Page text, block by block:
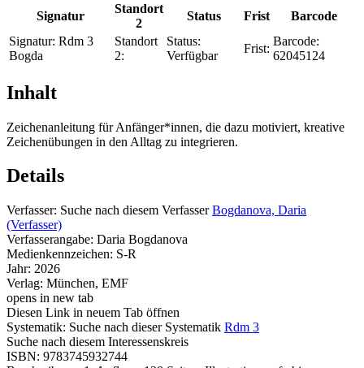
Signatur
Standort
2
Status Frist
Barcode
Signatur: Rdm 3
Bogda
Standort
2:
Status:
Verfügbar
Frist:
Barcode:
62045124
Inhalt
Zeichenanleitung für Anfänger*innen, die dazu motiviert, kreative
Zeichenübungen in den Alltag zu integrieren.
Details
Verfasser: Suche nach diesem Verfasser Bogdanova, Daria
(Verfasser)
Verfasserangabe: Daria Bogdanova
Medienkennzeichen: S-R
Jahr: 2026
Verlag: München, EMF
opens in new tab
Diesen Link in neuem Tab öffnen
Systematik: Suche nach dieser Systematik Rdm 3
Suche nach diesem Interessenskreis
ISBN: 9783745932744